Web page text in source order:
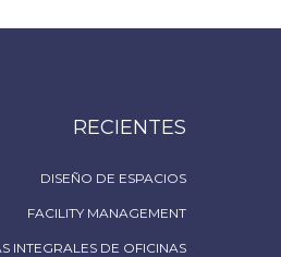
RECIENTES
DISEÑO DE ESPACIOS
FACILITY MANAGEMENT
INTEGRALES DE OFICINAS